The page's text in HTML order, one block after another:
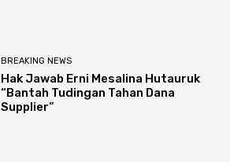
BREAKING NEWS
Hak Jawab Erni Mesalina Hutauruk
“Bantah Tudingan Tahan Dana
Supplier”